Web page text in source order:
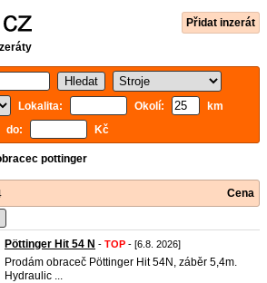
Přidat inzerát
Lokalita:
Okolí:
km
do: Kč
pottinger
Cena
Pöttinger Hit 54 N - TOP - [6.8. 2026]
Prodám obraceč Pöttinger Hit 54N, záběr 5,4m.
Hydraulic ...